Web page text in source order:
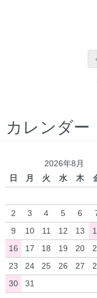
カレンダー
2026年8月
日
月 火 水 木
2
3 4 5 6
9
10 11 12 13
16
17 18 19 20
23
24 25 26 27
30
31